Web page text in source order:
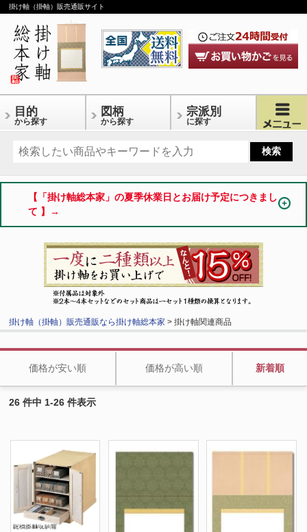
掛け軸（掛軸）販売通販サイト
目的
から探す
図柄
から探す
宗派別
に探す
【「掛け軸総本家」の夏季休業日とお届け予定につきまし
て 】→
掛け軸（掛軸）販売通販なら掛け軸総本家 > 掛け軸関連商品
価格が安い順 価格が高い順 新着順
26 件中 1-26 件表示